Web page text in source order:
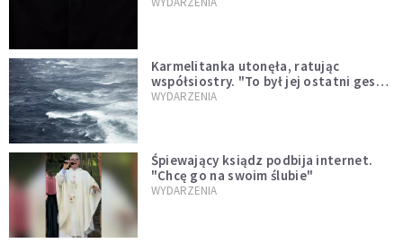
Karmelitanka utonęła, ratując
współsiostry. "To był jej ostatni gest
miłości"
WYDARZENIA
Śpiewający ksiądz podbija internet.
"Chcę go na swoim ślubie"
WYDARZENIA